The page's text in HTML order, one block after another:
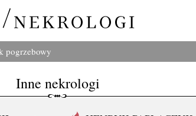
pogrzebowy
Inne nekrologi